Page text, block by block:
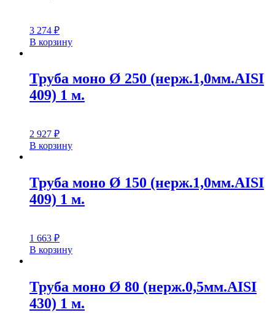
3 274 ₽
В корзину
Труба моно Ø 250 (нерж.1,0мм.AISI
409) 1 м.
2 927 ₽
В корзину
Труба моно Ø 150 (нерж.1,0мм.AISI
409) 1 м.
1 663 ₽
В корзину
Труба моно Ø 80 (нерж.0,5мм.AISI
430) 1 м.